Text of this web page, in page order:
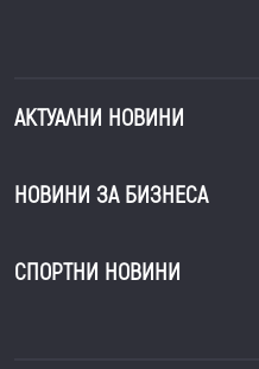
АКТУАЛНИ НОВИНИ
НОВИНИ ЗА БИЗНЕСА
СПОРТНИ НОВИНИ